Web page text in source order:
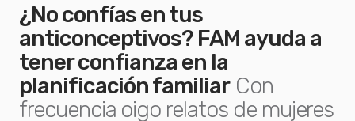
¿No confías en tus
anticonceptivos? FAM ayuda a
tener confianza en la
planificación familiar Con
frecuencia oigo relatos de mujeres